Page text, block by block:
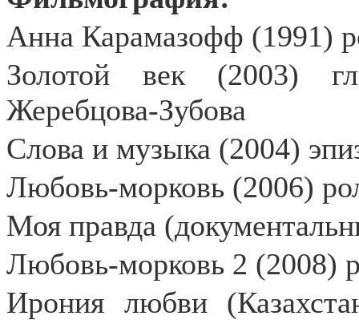
Анна Карамазофф (1991)
Золотой век (2003)
Жеребцова-Зубова
Слова и музыка (2004)
Любовь-морковь (2006)
Моя правда (
Любовь-морковь 2 (2008)
Ирония любви